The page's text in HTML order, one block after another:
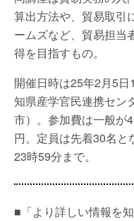
算出方法や、貿易取引
ームズなど、貿易担当
得を目指すもの。
開催日時は25年2月5
知県産学官民連携セン
市）。参加費は一般が
円。定員は先着30名と
23時59分まで。
■「より詳しい情報を